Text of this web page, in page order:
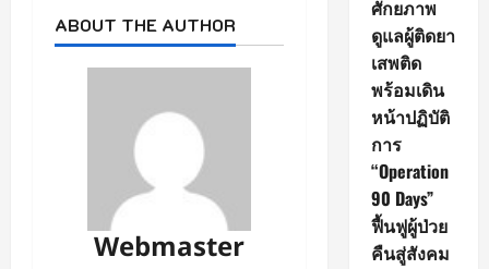
ABOUT THE AUTHOR
Webmaster
ศักยภาพ
ดูแลผู้ติดยา
เสพติด
พร้อมเดิน
หน้าปฏิบัติ
การ
“Operation
90 Days”
ฟื้นฟูผู้ป่วย
คืนสู่สังคม